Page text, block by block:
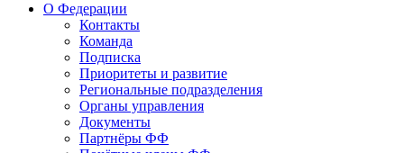
О Федерации
Контакты
Команда
Подписка
Приоритеты и развитие
Региональные подразделения
Органы управления
Документы
Партнёры ФФ